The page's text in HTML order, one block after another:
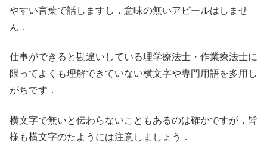
やすい言葉で話しますし，意味の無いアピールはしませ
ん．
仕事ができると勘違いしている理学療法士・作業療法士に
限ってよくも理解できていない横文字や専門用語を多用し
がちです．
横文字で無いと伝わらないこともあるのは確かですが，皆
様も横文字のたようには注意しましょう．